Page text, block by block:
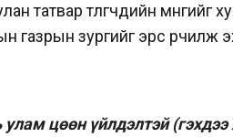
татвар төлөгчдийн мөнгийг
газрын зургийг эрс
улам цөөн үйлдэлтэй